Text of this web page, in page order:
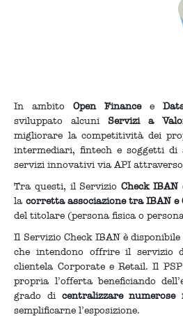
In ambitoOpen Financee
sviluppato alcuniServizi a
migliorare la competitività dei
intermediari, fintech e soggetti
servizi innovativi via API attraverso
Tra questi, il Servizio Check IBAN
la corretta associazione tra IBAN e
del titolare (persona fisica o
Il Servizio Check IBAN è
che intendono offrire il servizio
clientela Corporate e Retail. Il
propria l’offerta beneficiando
grado di centralizzare
semplificarne l’esposizione.